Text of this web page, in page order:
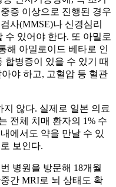
증 이상으로 진행된 경우
사(MMSE)나 신경심리
수 있어야 한다. 또 아밀로
해 아밀로이드 베타로 인
합병증이 있을 수 있기 때
야 하고, 고혈압 등 혈관
지 않다. 실제로 일본 의료
전체 치매 환자의 1% 수
에서도 약을 만날 수 있
보인다.
병원을 방문해 18개월
간 MRI로 뇌 상태도 확